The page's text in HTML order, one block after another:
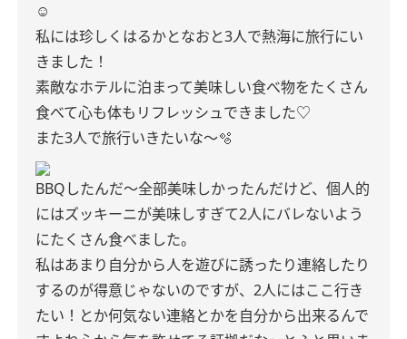
☺︎
私には珍しく はるかとなおと3人で熱海に旅行にい
きました！
素敵なホテルに泊まって美味しい食べ物をたくさん
食べて心も体もリフレッシュできました♡
また3人で旅行いきたいな〜🫧
BBQしたんだ〜全部美味しかったんだけど、 個人的
にはズッキーニが美味しすぎて2人にバレないよう
にたくさん食べました。
私はあまり自分から人を遊びに誘ったり連絡したり
するのが得意じゃないのですが、2人にはここ行き
たい！とか何気ない連絡とかを自分から出来るんで